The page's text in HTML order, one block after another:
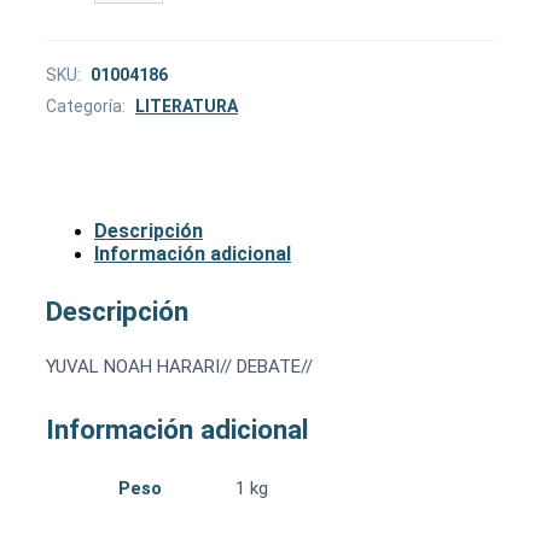
SKU:
01004186
Categoría:
LITERATURA
Descripción
Información adicional
Descripción
YUVAL NOAH HARARI// DEBATE//
Información adicional
Peso 1 kg